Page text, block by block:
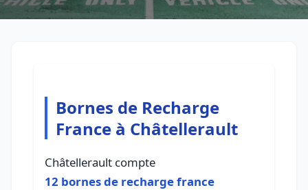
Bornes de Recharge
France à Châtellerault
Châtellerault compte
12 bornes de recharge france